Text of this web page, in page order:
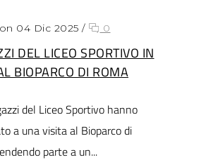
04 Dic 2025 / 0
DEL LICEO SPORTIVO IN
BIOPARCO DI ROMA
del Liceo Sportivo hanno
a una visita al Bioparco di
parte a un...